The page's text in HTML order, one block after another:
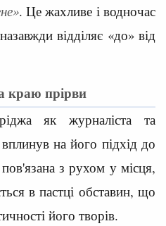
. Це жахливе і водночас
відділяє «до» від
краю прірви
як журналіста та
на його підхід до
з рухом у місця,
в пастці обставин, що
його творів.